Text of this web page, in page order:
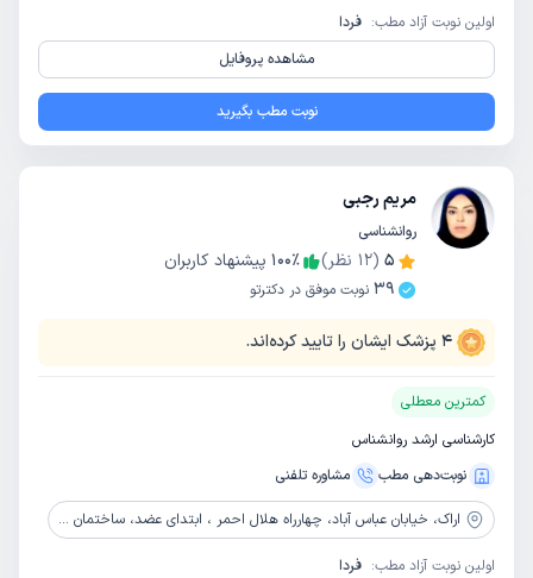
اولین نوبت آزاد مطب: فردا
مشاهده پروفایل
نوبت مطب بگیرید
مریم رجبی
روانشناسی
5
(
12 نظر) 100٪
پیشنهاد کاربران
39 نوبت موفق در دکترتو
4 پزشک ایشان را تایید کرده‌اند.
کمترین معطلی
کارشناسی ارشد روانشناس
نوبت‌دهی مطب
مشاوره‌ تلفنی
اراک، خیابان عباس آباد، چهارراه هلال احمر ، ابتدای عضد، ساختمان پزشکان میراحمد، طبقه پنجم
اولین نوبت آزاد مطب: فردا